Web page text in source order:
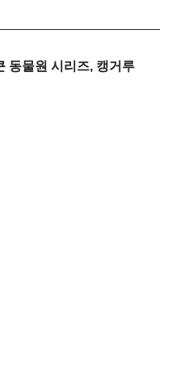
동물원 시리즈, 캥거루